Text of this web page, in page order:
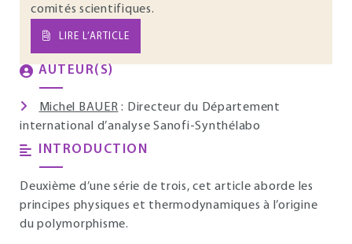
comités scientifiques.
LIRE L’ARTICLE
AUTEUR(S)
Michel BAUER : Directeur du Département
international d’analyse Sanofi-Synthélabo
INTRODUCTION
Deuxième d’une série de trois, cet article aborde les
principes physiques et thermodynamiques à l’origine
du polymorphisme.